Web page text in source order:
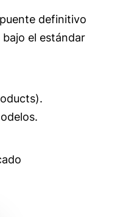
definitivo
el estándar